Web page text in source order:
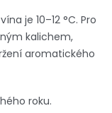
je 10–12 °C. Pro
kalichem,
aromatického
roku.